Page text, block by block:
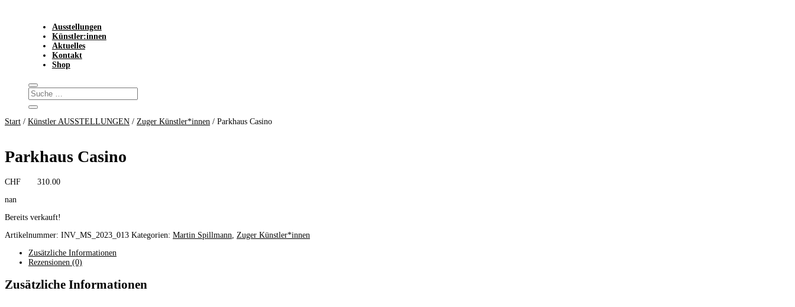
Ausstellungen
Künstler:innen
Aktuelles
Kontakt
Shop
Start / Künstler AUSSTELLUNGEN / Zuger Künstler*innen / Parkhaus Casino
Parkhaus Casino
CHF
310.00
nan
Bereits verkauft!
Artikelnummer: INV_MS_2023_013 Kategorien: Martin Spillmann
Zuger Künstler*innen
Zusätzliche Informationen
Rezensionen (0)
Zusätzliche Informationen